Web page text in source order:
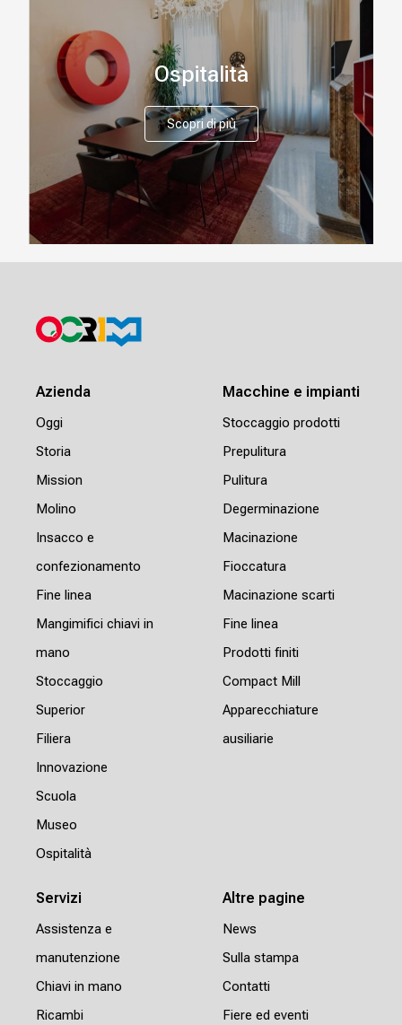
Ospitalità
Scopri di più
Azienda
Oggi
Storia
Mission
Molino
Insacco e
confezionamento
Fine linea
Mangimifici chiavi in
mano
Stoccaggio
Superior
Filiera
Innovazione
Scuola
Museo
Ospitalità
Macchine e impianti
Stoccaggio prodotti
Prepulitura
Pulitura
Degerminazione
Macinazione
Fioccatura
Macinazione scarti
Fine linea
Prodotti finiti
Compact Mill
Apparecchiature
ausiliarie
Servizi
Assistenza e
manutenzione
Chiavi in mano
Ricambi
Altre pagine
News
Sulla stampa
Contatti
Fiere ed eventi